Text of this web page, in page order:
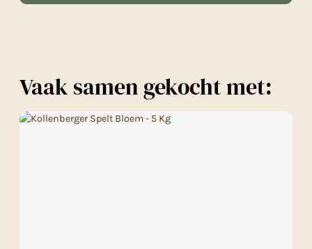
Vaak samen gekocht met: